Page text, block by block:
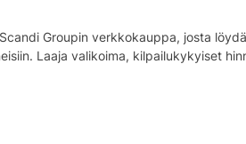
Groupin verkkokauppa, josta
Laaja valikoima, kilpailukykyiset
Linkedin